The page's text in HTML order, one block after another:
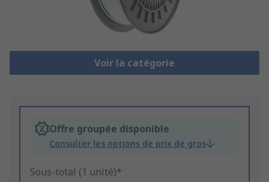
Voir la catégorie
Offre groupée disponible
Consulter les options de prix de gros
Sous-total (1 unité)*